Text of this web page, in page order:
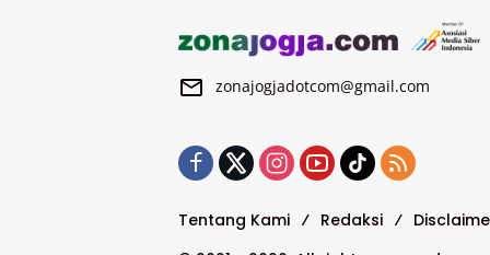
zonajogjadotcom@gmail.com
Tentang Kami Redaksi